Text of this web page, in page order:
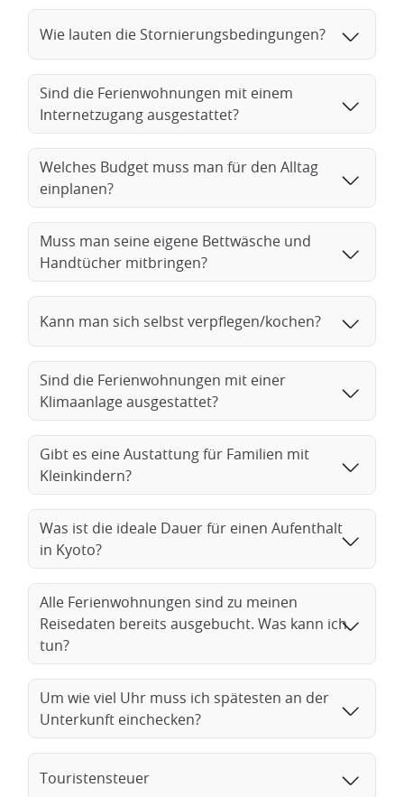
Wie lauten die Stornierungsbedingungen?
Sind die Ferienwohnungen mit einem
Internetzugang ausgestattet?
Welches Budget muss man für den Alltag
einplanen?
Muss man seine eigene Bettwäsche und
Handtücher mitbringen?
Kann man sich selbst verpflegen/kochen?
Sind die Ferienwohnungen mit einer
Klimaanlage ausgestattet?
Gibt es eine Austattung für Familien mit
Kleinkindern?
Was ist die ideale Dauer für einen Aufenthalt
in Kyoto?
Alle Ferienwohnungen sind zu meinen
Reisedaten bereits ausgebucht. Was kann ich
tun?
Um wie viel Uhr muss ich spätesten an der
Unterkunft einchecken?
Touristensteuer